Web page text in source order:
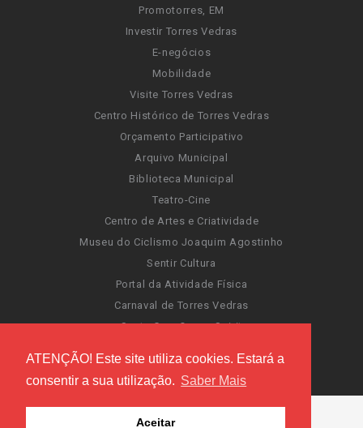
ATENÇÃO! Este site utiliza cookies. Estará a
consentir a sua utilização. Saber Mais
Aceitar
Promotorres, EM
Investir Torres Vedras
E-negócios
Mobilidade
Visite Torres Vedras
Centro Histórico de Torres Vedras
Orçamento Participativo
Arquivo Municipal
Biblioteca Municipal
Teatro-Cine
Centro de Artes e Criatividade
Museu do Ciclismo Joaquim Agostinho
Sentir Cultura
Portal da Atividade Física
Carnaval de Torres Vedras
Santa Cruz Ocean Spirit